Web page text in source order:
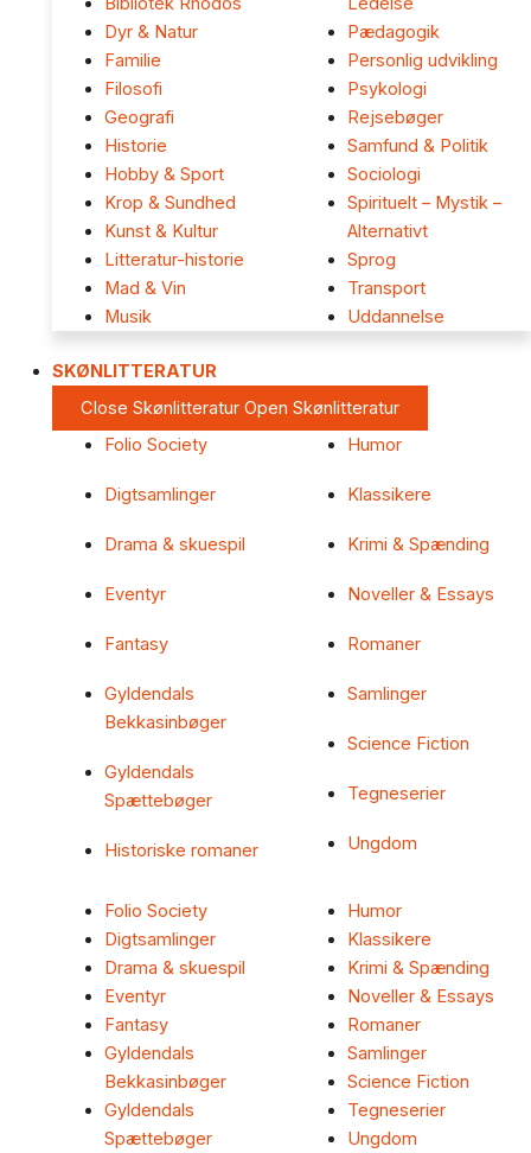
Dyr & Natur
Familie
Filosofi
Geografi
Historie
Hobby & Sport
Krop & Sundhed
Kunst & Kultur
Litteratur-historie
Mad & Vin
Musik
Pædagogik
Personlig udvikling
Psykologi
Rejsebøger
Samfund & Politik
Sociologi
Spirituelt – Mystik –
Alternativt
Sprog
Transport
Uddannelse
SKØNLITTERATUR
Close Skønlitteratur Open Skønlitteratur
Folio Society
Digtsamlinger
Drama & skuespil
Eventyr
Fantasy
Gyldendals
Bekkasinbøger
Gyldendals
Spættebøger
Historiske romaner
Humor
Klassikere
Krimi & Spænding
Noveller & Essays
Romaner
Samlinger
Science Fiction
Tegneserier
Ungdom
Folio Society
Digtsamlinger
Drama & skuespil
Eventyr
Fantasy
Gyldendals
Bekkasinbøger
Gyldendals
Spættebøger
Humor
Klassikere
Krimi & Spænding
Noveller & Essays
Romaner
Samlinger
Science Fiction
Tegneserier
Ungdom